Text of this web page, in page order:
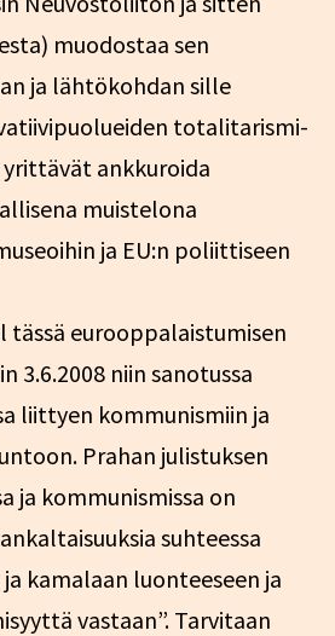
muodostaa sen
ja lähtökohdan sille
totalitarismi-
ankkuroida
muistelona
ja EU:n poliittiseen
tässä eurooppalaistumisen
3.6.2008 niin sanotussa
liittyen kommunismiin ja
Prahan julistuksen
ja kommunismissa on
suhteessa
kamalaan luonteeseen ja
vastaan”. Tarvitaan